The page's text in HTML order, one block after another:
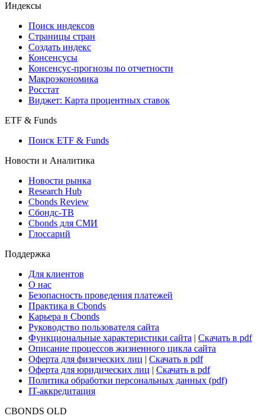
Кредиты
Поиск кредитов
Индексы
Поиск индексов
Страницы стран
Создать индекс
Консенсусы
Консенсус-прогнозы по отчетности
Макроэкономика
Виджет: Карта процентных ставок
ETF & Funds
Поиск ETF & Funds
Новости и Аналитика
Новости рынка
Research Hub
Cbonds Review
Сбондс-ТВ
Глоссарий
Поддержка
Для клиентов
О нас
Безопасность проведения платежей
Практика в Cbonds
Карьера в Cbonds
Руководство пользователя сайта
Функциональные характеристики сайта|Скачать в pdf
Описание процессов жизненного цикла сайта
Оферта для физических лиц
Оферта для юридических лиц